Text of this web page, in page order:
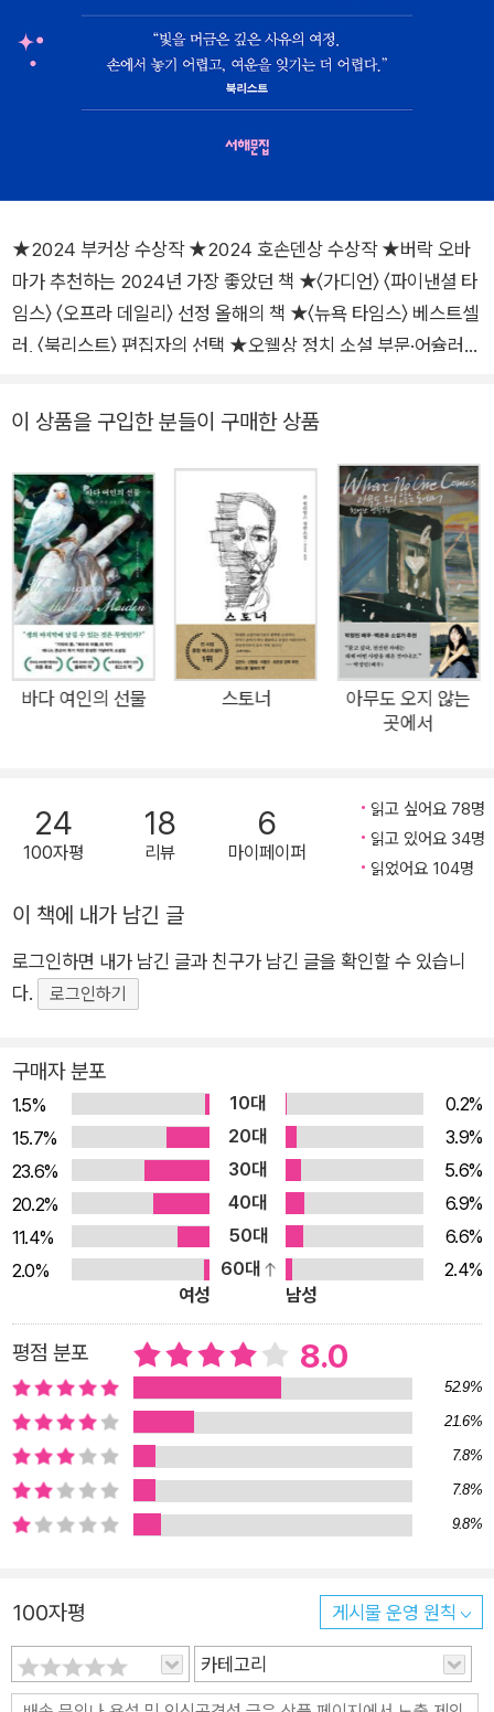
★2024 부커상 수상작 ★2024 호손덴상 수상작 ★버락 오바
마가 추천하는 2024년 가장 좋았던 책 ★〈가디언〉 〈파이낸셜 타
임스〉 〈오프라 데일리〉 선정 올해의 책 ★〈뉴욕 타임스〉 베스트셀
러, 〈북리스트〉 편집자의 선택 ★오웰상 정치 소설 부문·어슐러
설” _앤서니 도어(《우리가 볼 수 없는 모든 빛》 《클라우드 쿠쿠
델(《고요의 바다에서》 저자) “세상을 낯설고 새롭게 만드는 이
기적의 소설은 … 천천히 읽을 만한 가치가 있다.” _에드먼드 드
왈(부커상 심사위원장) 심사위원 만장일치로 2024년 부커상을
수상했고 퓰리처상 수상 작가 앤서니 도어, 오늘날 가장 주목받는
SF 작가 에밀리 세인트존 맨델이 호평했으며 버락 오바마 전 대
통령이 ‘2024년 가장 좋았던 책’으로 추천한 소설. 우주정거장에
서 지구를 공전하는 여섯 우주비행사의 하루에 대한 이야기다. 미
항공우주국(NASA)·유럽 우주국(ESA) 자료와 우주인의 실제 경
험을 바탕으로 이 소설을 집필한 작가 서맨사 하비는 우주선에서
내부, 기상 데이터를 수집하고 과학 실험을 하는 우주인, 한없이
새카만 우주와 빽빽한 별, 라일락 오렌지 아몬드 연보라 하양 빨
펼쳐 보인다. 우주와 생명과 자연의 지극한 아름다움 완전한 고독
속에서 다시 피어나는 유대 지구의 호흡과 하나가 된 이들이 그린
인류의 자화상 궤도를 도는 우주비행사들의 시선은 추체험을 일
으킨다. 신과 같은 위치에서 지구를 지켜볼 때 비로소 경험할 수
의 일몰을 마주하는 기이한 순간, 최신 공학 기술의 정점인 우주
선에서 더없이 작고 평범한 지구를 낱낱이 보는 일의 의미, 우주
유영을 나가 흉포하고 맹렬한 어둠에 몸을 맡길 때 찾아오는 온전
한 평화와 위로. 소설은 고요히 지구를 관찰하는 우주인과 거대한
태풍에 속수무책으로 휩쓸리는 섬 주민, 서로 반목하며 살해하는
인간들의 국경이 반짝이는 밤과 웃자란 정원처럼 서로 달려들며
모든 경계를 지우는 대륙들이 흐르는 낮을 교차시킨다. 경이롭고
황홀한 지구의 풍경을 따라가며 확장되는 여섯 우주비행사의 사
색을 불길에 맨살이 훤히 드러난 아마존, 푸른빛을 잃고 침침해지
는 광활한 바다, 50억 달러를 태우며 쏘아 올린 억만장자의 로켓,
듬성듬성한 아프리카의 도시 불빛에까지 이르게 한다. 우주비행
사들은 세상과 분리되어 있지만 지구로 계속 끌어당겨진다. 우주
에서 체감하는 인간 삶의 연약함이 그들의 대화와 두려움, 꿈을
채운다. 지구와 멀리 떨어진 곳에서 그 어느 때보다 더 많이 보호
받는다고 느낀다. 그들은 묻기 시작한다. 지구가 없는 생명이란
우리는 인류의 미래를 어떻게 써 내려가고 있는 걸까? 정치는 그
저 터무니없고 어리석고 정신 나간 쇼일 뿐일까? 서로 돌보고 협
력해 고도의 진보에 도달한 인간의 힘은 무한히 성장하고 소비하
려는 욕망을 넘어설 수 있을까? 이들이 어떻게 살아왔고 이들이
이 상품을 구입한 분들이 구매한 상품
바다 여인의 선물 스토너
아무도 오지 않는
곳에서
24
100자평
18
리뷰
6
마이페이퍼
읽고 싶어요 78명
읽고 있어요 34명
읽었어요 104명
이 책에 내가 남긴 글
로그인하면 내가 남긴 글과 친구가 남긴 글을 확인할 수 있습니
다.
로그인하기
구매자 분포
1.5% 10대
0.2%
15.7%
20대
3.9%
23.6%
30대
5.6%
20.2%
40대
6.9%
11.4%
50대
6.6%
2.0%
60대
2.4%
여성
남성
평점 분포 8.0
52.9%
21.6%
7.8%
7.8%
9.8%
100자평 게시물 운영 원칙
카테고리